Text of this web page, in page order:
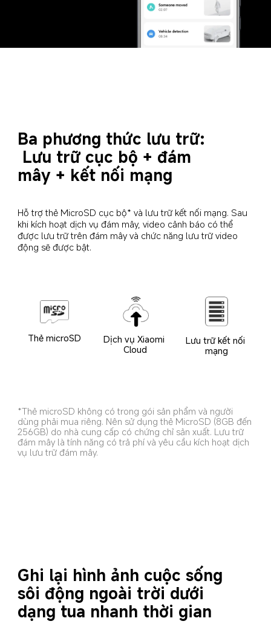
Ba phương thức lưu trữ:
mây + kết nối mạng
Hỗ trợ thẻ MicroSD cục bộ* và lưu trữ kết nối mạng. Sau
khi kích hoạt dịch vụ đám mây, video cảnh báo có thể
được lưu trữ trên đám mây và chức năng lưu trữ video
động sẽ được bật.
Lưu trữ kết nối
mạng
Dịch vụ Xiaomi
Cloud
Thẻ microSD
*Thẻ microSD không có trong gói sản phẩm và người
dùng phải mua riêng. Nên sử dụng thẻ MicroSD (8GB đến
256GB) do nhà cung cấp có chứng chỉ sản xuất. Lưu trữ
đám mây là tính năng có trả phí và yêu cầu kích hoạt dịch
vụ lưu trữ đám mây.
Ghi lại hình ảnh cuộc sống
sôi động ngoài trời dưới
dạng tua nhanh thời gian